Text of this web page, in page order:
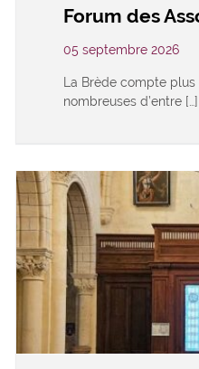
Forum des
05 septembre 2026
La Brède compte
nombreuses d’entre […]